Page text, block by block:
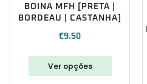
BOINA MFH [PRETA |
BORDEAU | CASTANHA]
€9.50
Ver opções